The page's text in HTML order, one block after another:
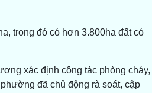
trong đó có hơn 3.800ha đất có
xác định công tác phòng cháy,
đã chủ động rà soát, cập